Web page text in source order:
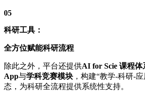
05
科研工具：
全方位赋能科研流程
除此之外，平台还提供AI for Scie 课程
App与学科竞赛模块 ，构建“教学-科研-
态，为科研全流程提供系统性支持。